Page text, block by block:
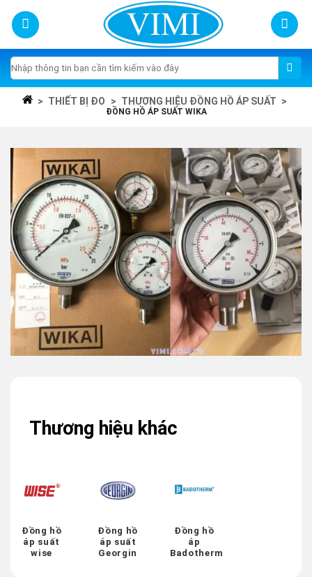
content
Tìm
kiếm:
> THIẾT BỊ ĐO > THƯƠNG HIỆU ĐỒNG HỒ ÁP SUẤT >
ĐỒNG HỒ ÁP SUẤT WIKA
Thương hiệu khác
Đồng hồ
áp suất
wise
Đồng hồ
áp suất
Georgin
Đồng hồ
áp
Badotherm